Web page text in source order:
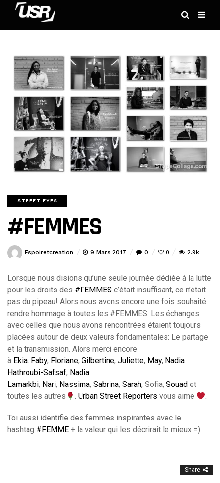
STREET EYES
#FEMMES
Espoiretcreation 9 Mars 2017 0 0 2.9k
Lorsque nous disions qu’une seule journée dédiée à la lutte
pour les droits des # FEMMES c’était insuffisant, ce n’était
pas du pipeau! Alors nous avons encore une fois souhaité
rendre hommage à toutes les #FEMMES. Les échanges
avec celles que nous avons rencontrées étaient toujours
placées autour de deux valeurs fondamentales: Le partage
et la transmission. Alors merci encore
à Ekia, Faby, Floriane, Gilbertine, Juliette, May, Nadia
Hathroubi-Safsaf, Nadia
Lamarkbi, Nari, Nassima, Sabrina, Sarah, Sofia, Souad et
toutes les autres
.Urban Street Reporters vous aime .
Toi aussi identifie des femmes inspirantes avec le
hashtag # FEMME + la valeur qui les décrirait le mieux =)
Share